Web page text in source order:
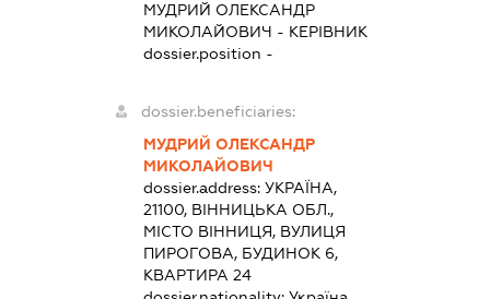
МУДРИЙ ОЛЕКСАНДР
МИКОЛАЙОВИЧ - КЕРІВНИК
dossier.position -
dossier.beneficiaries:
МУДРИЙ ОЛЕКСАНДР
МИКОЛАЙОВИЧ
dossier.address:УКРАЇНА,
21100, ВІННИЦЬКА ОБЛ.,
МІСТО ВІННИЦЯ, ВУЛИЦЯ
ПИРОГОВА, БУДИНОК 6,
КВАРТИРА 24